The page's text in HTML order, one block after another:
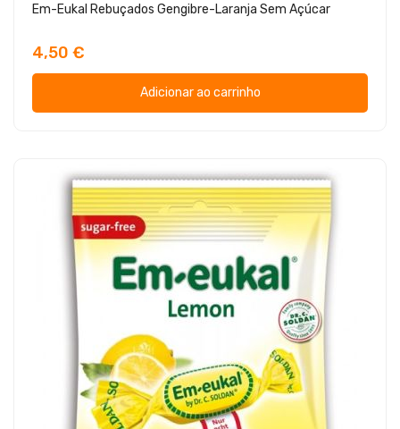
Em-Eukal Rebuçados Gengibre-Laranja Sem Açúcar
4,50 €
Adicionar ao carrinho